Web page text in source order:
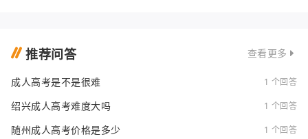
推荐问答 查看更多
成人高考是不是很难 1 个回答
绍兴成人高考难度大吗 1 个回答
随州成人高考价格是多少 1 个回答